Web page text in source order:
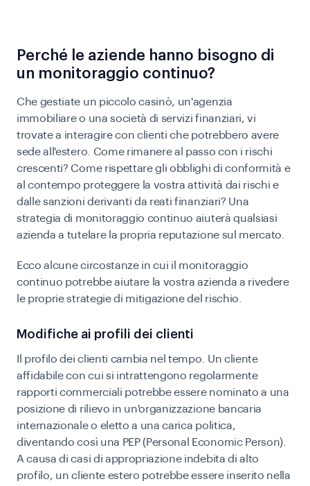
Perché le aziende hanno bisogno di
un monitoraggio continuo?
Che gestiate un piccolo casinò, un'agenzia
immobiliare o una società di servizi finanziari, vi
trovate a interagire con clienti che potrebbero avere
sede all'estero. Come rimanere al passo con i rischi
crescenti? Come rispettare gli obblighi di conformità e
al contempo proteggere la vostra attività dai rischi e
dalle sanzioni derivanti da reati finanziari? Una
strategia di monitoraggio continuo aiuterà qualsiasi
azienda a tutelare la propria reputazione sul mercato.
Ecco alcune circostanze in cui il monitoraggio
continuo potrebbe aiutare la vostra azienda a rivedere
le proprie strategie di mitigazione del rischio.
Modifiche ai profili dei clienti
Il profilo dei clienti cambia nel tempo. Un cliente
affidabile con cui si intrattengono regolarmente
rapporti commerciali potrebbe essere nominato a una
posizione di rilievo in un'organizzazione bancaria
internazionale o eletto a una carica politica,
diventando così una PEP (Personal Economic Person).
A causa di casi di appropriazione indebita di alto
profilo, un cliente estero potrebbe essere inserito nella